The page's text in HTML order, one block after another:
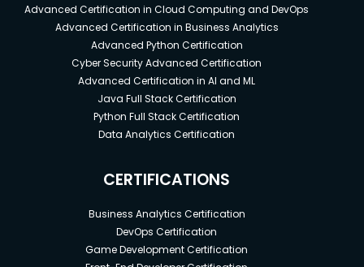
Advanced Certification in Cloud Computing and DevOps
Advanced Certification in Business Analytics
Advanced Python Certification
Cyber Security Advanced Certification
Advanced Certification in AI and ML
Java Full Stack Certification
Python Full Stack Certification
Data Analytics Certification
CERTIFICATIONS
Business Analytics Certification
DevOps Certification
Game Development Certification